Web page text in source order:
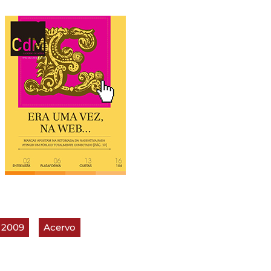
2009 Acervo